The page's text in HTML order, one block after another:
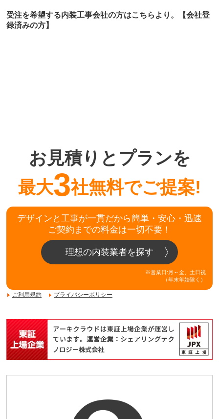
受注を希望する内装工事会社の方はこちらより。
【会社登
録済みの方】
お見積りとプランを
最大3社無料でご提案!
デザインと工事が一貫だから簡単・安心・迅速
ご契約までの料金は一切不要！
理想の内装業者を探す
※営業日:月～金、土日祝
（年末年始除く）
ご利用規約 プライバシーポリシー